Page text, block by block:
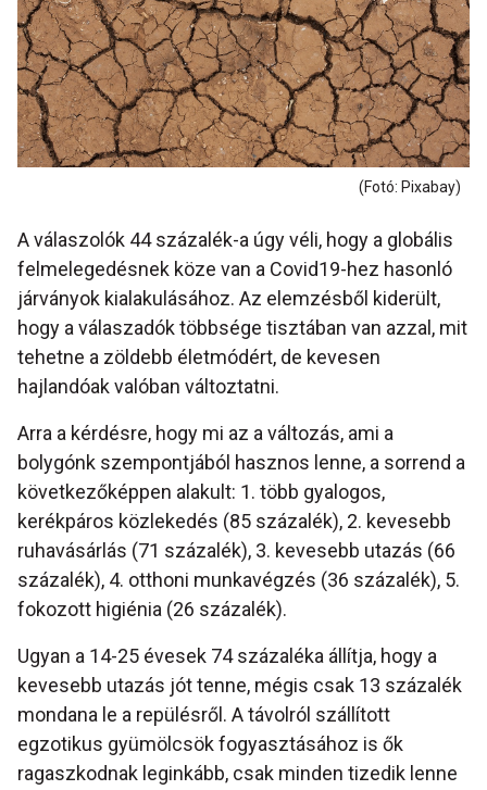
(Fotó: Pixabay)
A válaszolók 44 százalék-a úgy véli, hogy a globális
felmelegedésnek köze van a Covid19-hez hasonló
járványok kialakulásához. Az elemzésből kiderült,
hogy a válaszadók többsége tisztában van azzal, mit
tehetne a zöldebb életmódért, de kevesen
hajlandóak valóban változtatni.
Arra a kérdésre, hogy mi az a változás, ami a
bolygónk szempontjából hasznos lenne, a sorrend a
következőképpen alakult: 1. több gyalogos,
kerékpáros közlekedés (85 százalék), 2. kevesebb
ruhavásárlás (71 százalék), 3. kevesebb utazás (66
százalék), 4. otthoni munkavégzés (36 százalék), 5.
fokozott higiénia (26 százalék).
Ugyan a 14-25 évesek 74 százaléka állítja, hogy a
kevesebb utazás jót tenne, mégis csak 13 százalék
mondana le a repülésről. A távolról szállított
egzotikus gyümölcsök fogyasztásához is ők
ragaszkodnak leginkább, csak minden tizedik lenne